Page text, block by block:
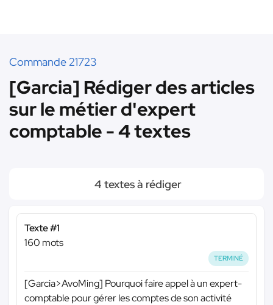
Commande 21723
[Garcia] Rédiger des articles
sur le métier d'expert
comptable - 4 textes
4 textes à rédiger
Texte #1
160 mots
TERMINÉ
[Garcia>AvoMing] Pourquoi faire appel à un expert-
comptable pour gérer les comptes de son activité